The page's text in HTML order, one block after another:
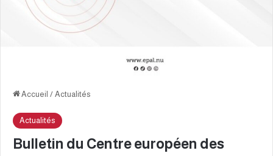
Accueil / Actualités
Actualités
Bulletin du Centre européen des